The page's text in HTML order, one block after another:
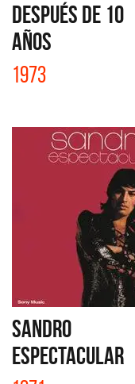
DESPUÉS DE 10
AÑOS
1973
SANDRO
ESPECTACULAR